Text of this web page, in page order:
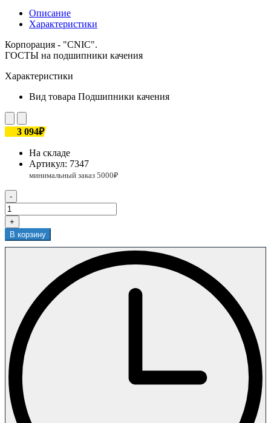
Описание
Характеристики
Корпорация - "CNIC".
ГОСТЫ на подшипники качения
Характеристики
Вид товара Подшипники качения
3 094₽
На складе
Артикул: 7347
-
+
В корзину